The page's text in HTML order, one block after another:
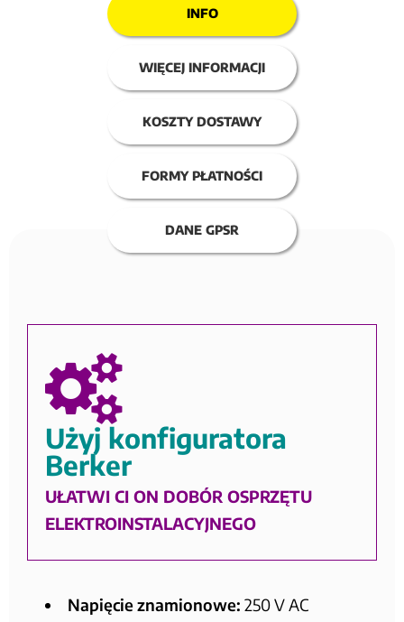
INFO
WIĘCEJ INFORMACJI
KOSZTY DOSTAWY
FORMY PŁATNOŚCI
DANE GPSR
Użyj konfiguratora
Berker
UŁATWI CI ON DOBÓR OSPRZĘTU
ELEKTROINSTALACYJNEGO
Napięcie znamionowe: 250 V AC